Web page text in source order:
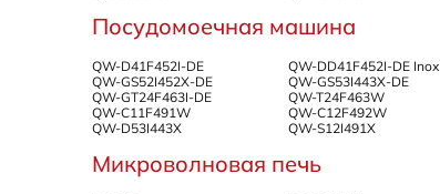
Посудомоечная машина
QW-D41F452I-DE QW-DD41F452I-DE Inox
QW-GS52I452X-DE
QW-GS53I443X-DE
QW-GT24F463I-DE
QW-T24F463W
QW-C11F491W
QW-C12F492W
QW-D53I443X
QW-S12I491X
Микроволновая печь